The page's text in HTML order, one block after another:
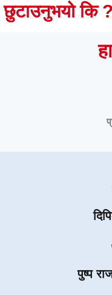
छुटाउनुभयो कि ?
पुष्प